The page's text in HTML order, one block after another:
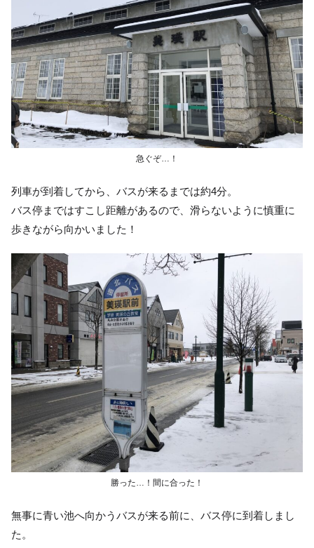
急ぐぞ…！
列車が到着してから、バスが来るまでは約4分。
バス停まではすこし距離があるので、滑らないように慎重に
歩きながら向かいました！
勝った…！間に合った！
無事に青い池へ向かうバスが来る前に、バス停に到着しまし
た。